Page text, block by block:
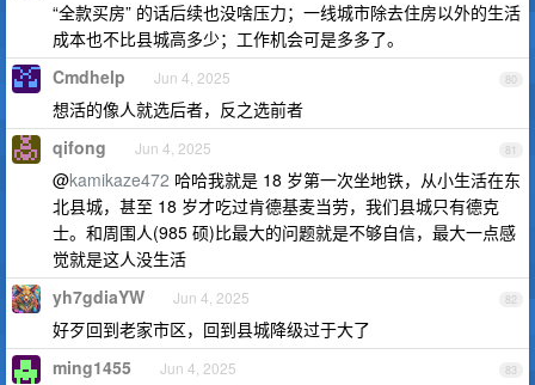
“全款买房” 的话后续也没啥压力；一线城市除去住房以外的生活
成本也不比县城高多少；工作机会可是多多了。
80
Cmdhelp Jun 4, 2025
想活的像人就选后者，反之选前者
81
qifong Jun 4, 2025
@kamikaze472 哈哈我就是 18 岁第一次坐地铁，从小生活在东
北县城，甚至 18 岁才吃过肯德基麦当劳，我们县城只有德克
士。和周围人(985 硕)比最大的问题就是不够自信，最大一点感
觉就是这人没生活
82
yh7gdiaYW Jun 4, 2025
好歹回到老家市区，回到县城降级过于大了
83
ming1455 Jun 4, 2025